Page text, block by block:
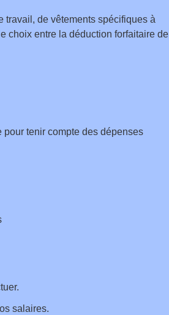
travail, de vêtements spécifiques à
choix entre la déduction forfaitaire de
tenir compte des dépenses
salaires.